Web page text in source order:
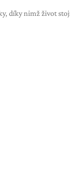
díky nimž život